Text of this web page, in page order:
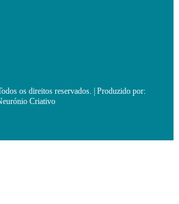
os direitos reservados. | Produzido por:
Criativo